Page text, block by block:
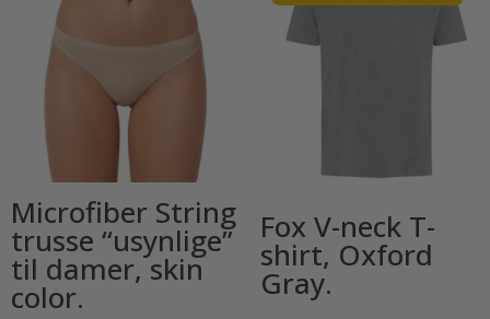
Microfiber String
trusse “usynlige”
til damer, skin
color.
Fox V-neck T-
shirt, Oxford
Gray.